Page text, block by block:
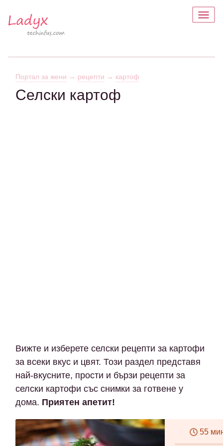
Портал за жени → рецепти → картоф
Селски картоф
Вижте и изберете селски рецепти за картофи
за всеки вкус и цвят. Този раздел представя
най-вкусните, прости и бързи рецепти за
селски картофи със снимки за готвене у
дома. Приятен апетит!
55